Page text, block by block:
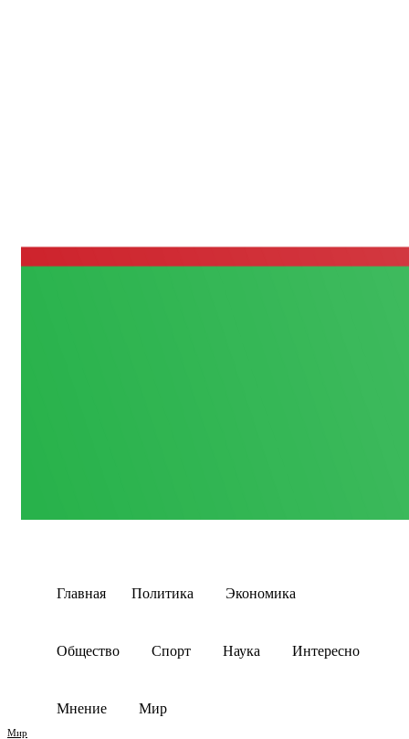
Главная Политика Экономика
Общество Спорт Наука Интересно
Мнение Мир
Мир